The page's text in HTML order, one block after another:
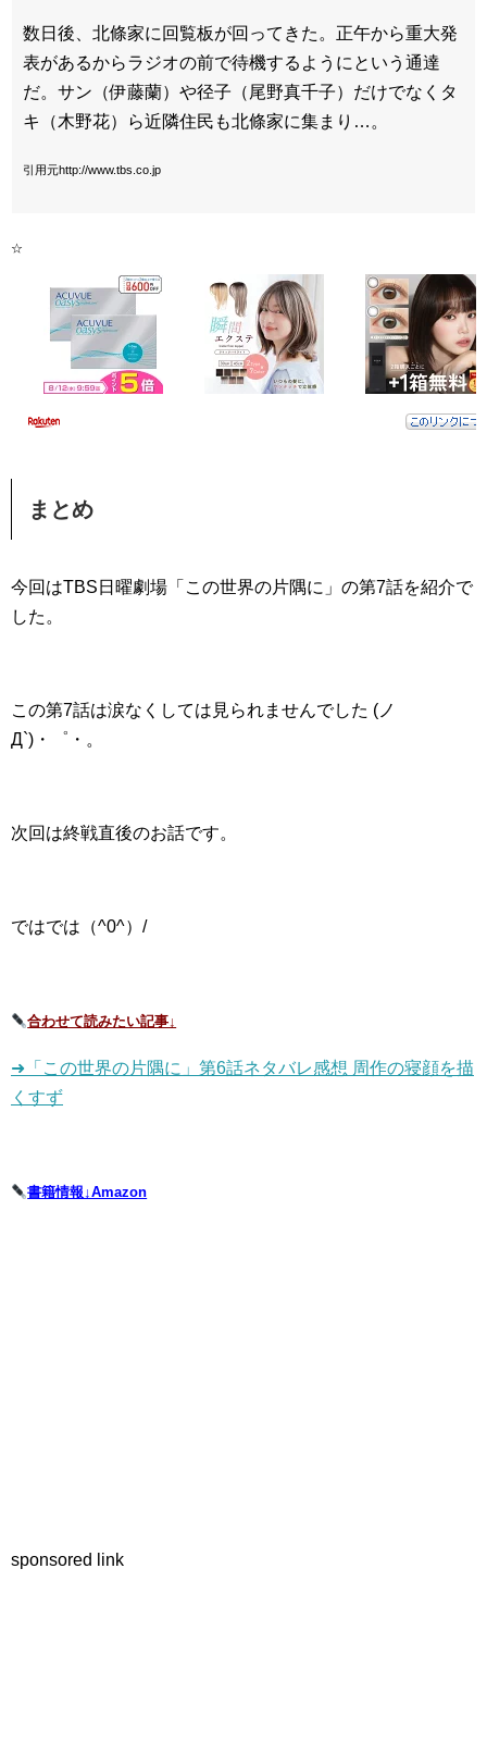
数日後、北條家に回覧板が回ってきた。正午から重大発
表があるからラジオの前で待機するようにという通達
だ。サン（伊藤蘭）や径子（尾野真千子）だけでなくタ
キ（木野花）ら近隣住民も北條家に集まり…。
引用元http://www.tbs.co.jp
☆
まとめ
今回はTBS日曜劇場「この世界の片隅に」の第7話を紹介で
した。
この第7話は涙なくしては見られませんでした (ノ
Д`)・゜・。
次回は終戦直後のお話です。
ではでは（^0^）/
合わせて読みたい記事↓
➜「この世界の片隅に」第6話ネタバレ感想 周作の寝顔を描
くすず
書籍情報↓Amazon
sponsored link